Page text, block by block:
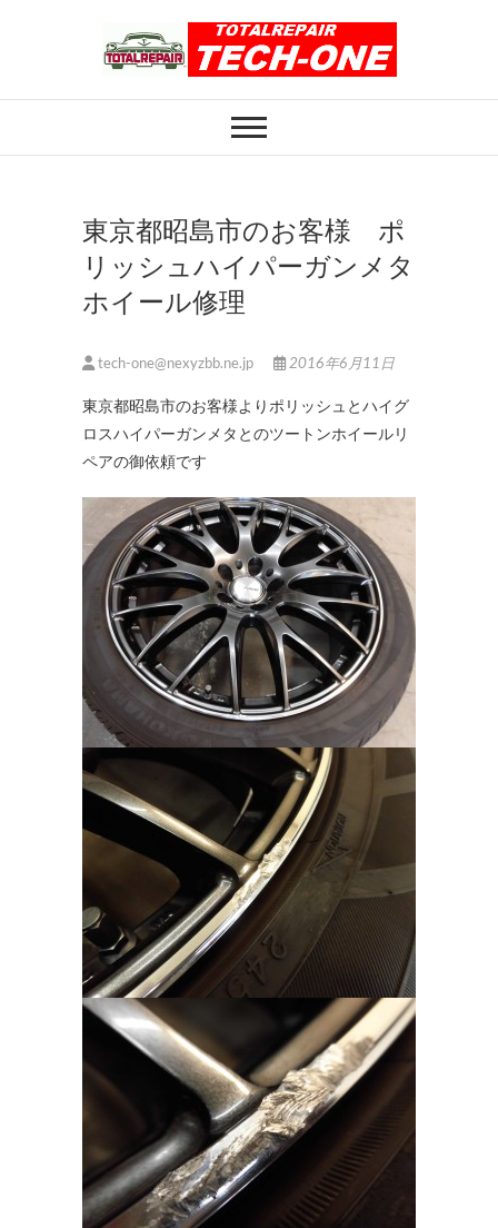
ホイール修理のト
ータルリペアテッ
クワン
東京都昭島市のお客様 ポ
リッシュハイパーガンメタ
ホイール修理
tech-one@nexyzbb.ne.jp 2016年6月11日
東京都昭島市のお客様よりポリッシュとハイグ
ロスハイパーガンメタとのツートンホイールリ
ペアの御依頼です